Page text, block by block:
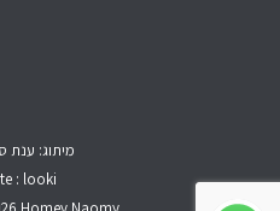
מיתוג: ענת
: looki